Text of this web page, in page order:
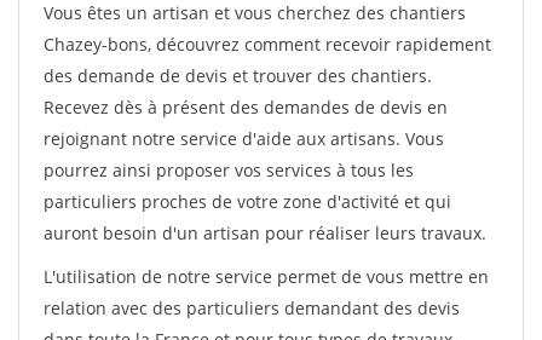
Vous êtes un artisan et vous cherchez des chantiers
Chazey-bons, découvrez comment recevoir rapidement
des demande de devis et trouver des chantiers.
Recevez dès à présent des demandes de devis en
rejoignant notre service d'aide aux artisans. Vous
pourrez ainsi proposer vos services à tous les
particuliers proches de votre zone d'activité et qui
auront besoin d'un artisan pour réaliser leurs travaux.
L'utilisation de notre service permet de vous mettre en
relation avec des particuliers demandant des devis